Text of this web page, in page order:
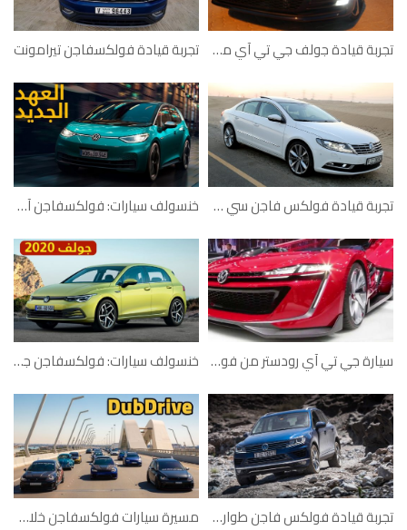
تجربة قيادة فولكسفاجن تيرامونت تجربة قيادة جولف جي تي آي موديل 2014
خنسولف سيارات: فولكسفاجن آي دي 3 الكهربائية تجربة قيادة فولكس فاجن سي سي
خنسولف سيارات: فولكسفاجن جولف 2020 سيارة جي تي آي رودستر من فولكسفاجن
مسيرة سيارات فولكسفاجن خلال فعّالية داب درايڤ 2019 تجربة قيادة فولكس فاجن طوارق 2015